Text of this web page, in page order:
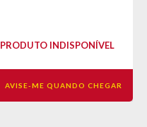
PRODUTO INDISPONÍVEL
AVISE-ME QUANDO CHEGAR